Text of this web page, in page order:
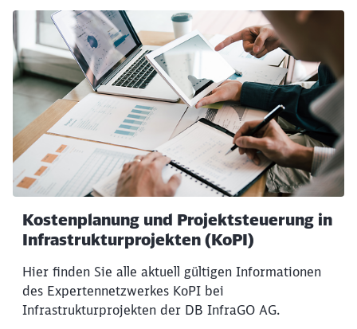
Kostenplanung und Projektsteuerung in
Infrastrukturprojekten (KoPI)
Hier finden Sie alle aktuell gültigen Informationen
des Expertennetzwerkes KoPI bei
Infrastrukturprojekten der DB InfraGO AG.
Schließen
Möchten Sie zuweitergeleitet
werden?
Abbrechen Weiter